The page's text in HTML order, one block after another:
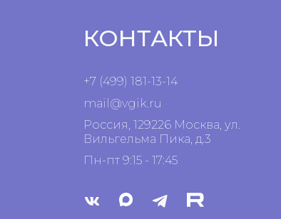
КОНТАКТЫ
+7 (499) 181-13-14
mail@vgik.ru
Россия, 129226 Москва, ул.
Вильгельма Пика, д.3
Пн-пт 9:15 - 17:45